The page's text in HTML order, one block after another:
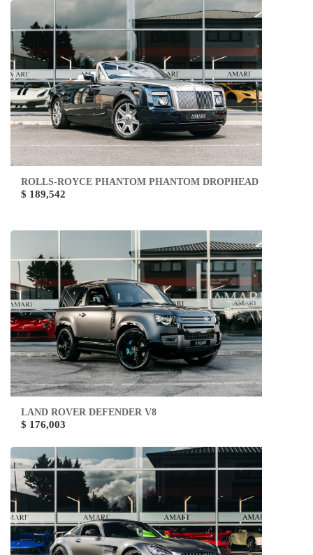
ROLLS-ROYCE PHANTOM PHANTOM DROPHEAD
$ 189,542
LAND ROVER DEFENDER V8
$ 176,003